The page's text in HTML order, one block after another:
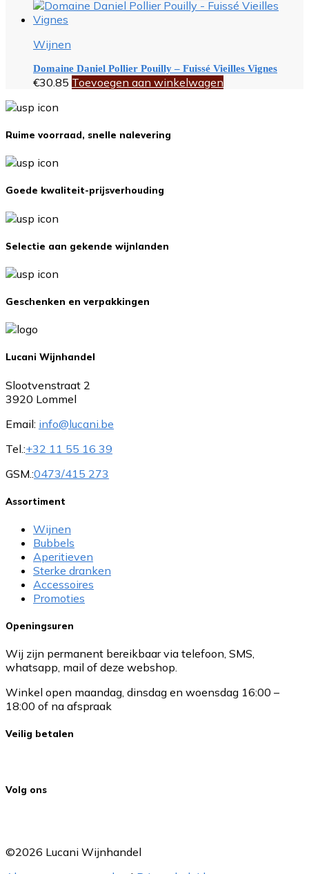
Wijnen
Domaine Daniel Pollier Pouilly – Fuissé Vieilles Vignes
€30.85 Toevoegen aan winkelwagen
Ruime voorraad, snelle nalevering
Goede kwaliteit-prijsverhouding
Selectie aan gekende wijnlanden
Geschenken en verpakkingen
Lucani Wijnhandel
Slootvenstraat 2
3920 Lommel
Email: info@lucani.be
Tel.:+32 11 55 16 39
GSM.:0473/415 273
Assortiment
Wijnen
Bubbels
Aperitieven
Sterke dranken
Accessoires
Promoties
Openingsuren
Wij zijn permanent bereikbaar via telefoon, SMS,
whatsapp, mail of deze webshop.
Winkel open maandag, dinsdag en woensdag 16:00 –
18:00 of na afspraak
Veilig betalen
Volg ons
©2026 Lucani Wijnhandel